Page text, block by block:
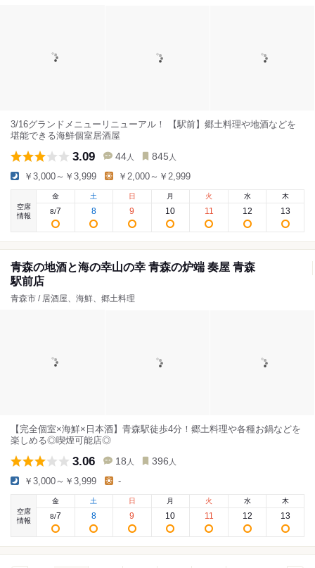
3/16グランドメニューリニューアル！ 【駅前】郷土料理や地酒などを
堪能できる海鮮個室居酒屋
3.09 44 人 845 人
￥3,000～￥3,999 ￥2,000～￥2,999
空席
情報
金
8/7
土
8
日
9
月
10
火
11
水
12
木
13
青森の地酒と海の幸山の幸 青森の炉端 奏屋 青森
駅前店
青森市 / 居酒屋、海鮮、郷土料理
【完全個室×海鮮×日本酒】青森駅徒歩4分！郷土料理や各種お鍋などを
楽しめる◎喫煙可能店◎
3.06 18 人 396 人
￥3,000～￥3,999 -
空席
情報
金
8/7
土
8
日
9
月
10
火
11
水
12
木
13